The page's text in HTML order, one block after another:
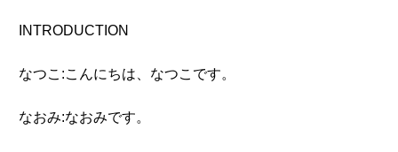
INTRODUCTION
なつこ:こんにちは、なつこです。
なおみ:なおみです。